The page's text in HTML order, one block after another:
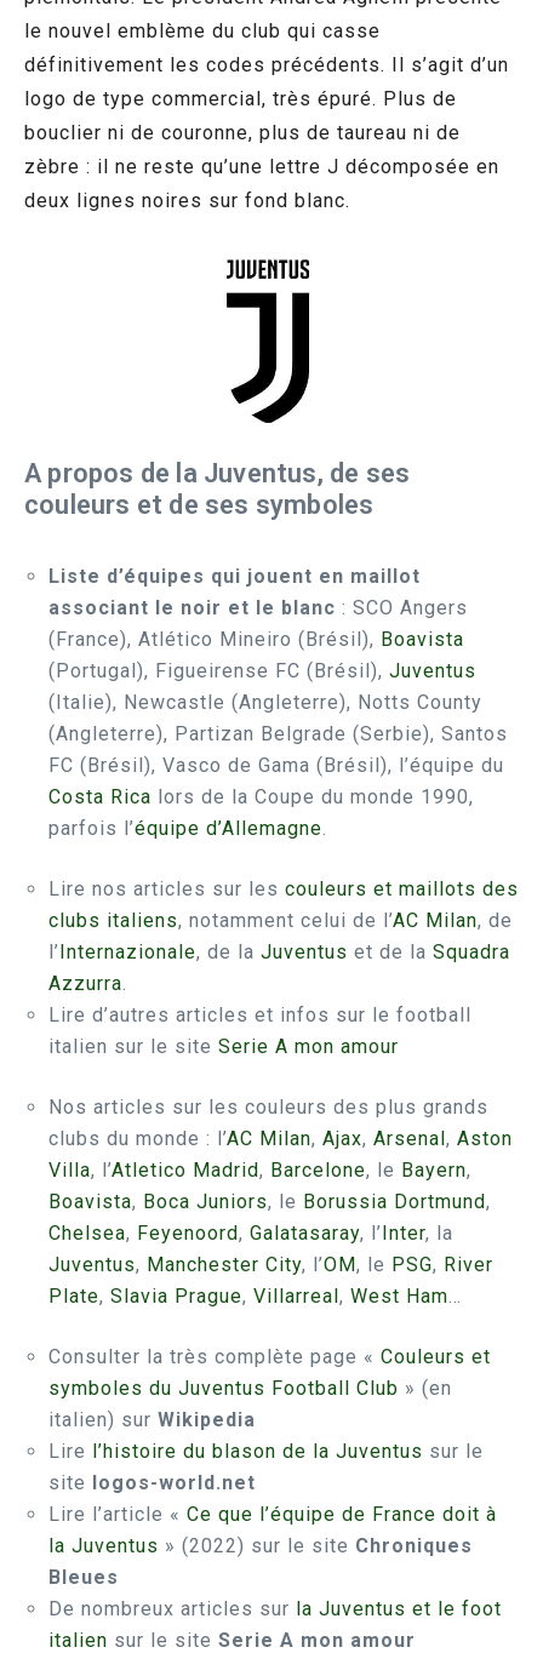
le nouvel emblème du club qui casse
définitivement les codes précédents. Il s’agit d’un
logo de type commercial, très épuré. Plus de
bouclier ni de couronne, plus de taureau ni de
zèbre : il ne reste qu’une lettre J décomposée en
deux lignes noires sur fond blanc.
A propos de la Juventus, de ses
couleurs et de ses symboles
Liste d’équipes qui jouent en maillot
associant le noir et le blanc : SCO Angers
(France), Atlético Mineiro (Brésil), Boavista
(Portugal), Figueirense FC (Brésil), Juventus
(Italie), Newcastle (Angleterre), Notts County
(Angleterre), Partizan Belgrade (Serbie), Santos
FC (Brésil), Vasco de Gama (Brésil), l’équipe du
Costa Rica lors de la Coupe du monde 1990,
parfois l’équipe d’Allemagne
Lire nos articles sur les couleurs et maillots des
clubs italiens, notamment celui de l’AC Milan, de
l’Internazionale, de la Juventus et de la Squadra
Azzurra
Lire d’autres articles et infos sur le football
italien sur le site Serie A mon amour
Nos articles sur les couleurs des plus grands
clubs du monde : l’AC Milan, Ajax, Arsenal, Aston
Villa, l’Atletico Madrid, Barcelone, le Bayern,
Boavista, Boca Juniors, le Borussia Dortmund,
Chelsea, Feyenoord, Galatasaray, l’Inter, la
Juventus, Manchester City, l’OM, le PSG, River
Plate, Slavia Prague, Villarreal, West Ham
Consulter la très complète page « Couleurs et
symboles du Juventus Football Club » (en
italien) sur Wikipedia
Lire l’histoire du blason de la Juventus sur le
site logos-world.net
Lire l’article « Ce que l’équipe de France doit à
la Juventus » (2022) sur le site Chroniques
Bleues
De nombreux articles sur la Juventus et le foot
italien sur le site Serie A mon amour